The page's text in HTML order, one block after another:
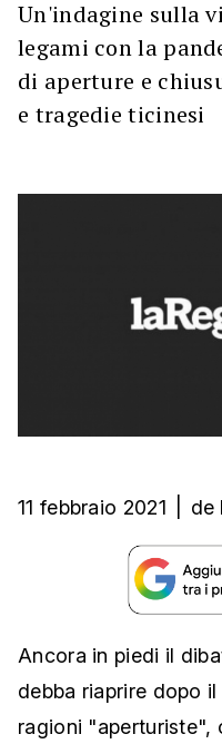
Un'indagine sulla
legami con la
di aperture e
e tragedie ticinesi
11 febbraio 2021 de
Ancora in piedi il
debba riaprire dopo
ragioni "aperturiste",